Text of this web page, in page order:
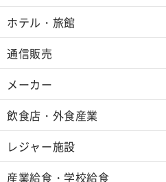
ホテル・旅館
通信販売
メーカー
飲食店・外食産業
レジャー施設
産業給食・学校給食